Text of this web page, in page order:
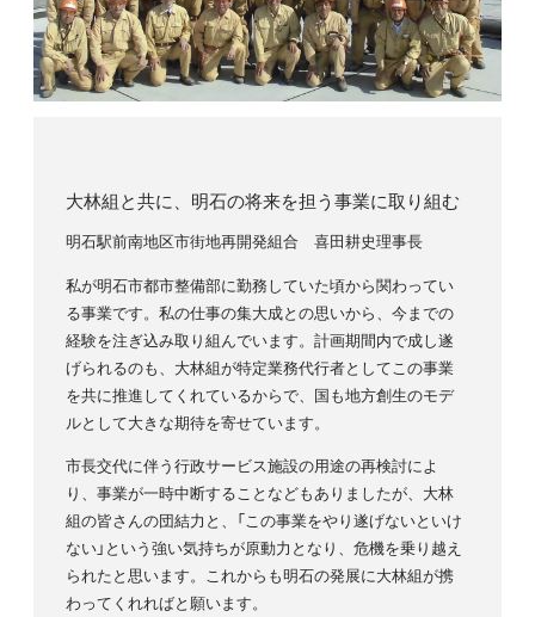
大林組と共に、明石の将来を担う事業に取り組む
明石駅前南地区市街地再開発組合 喜田耕史理事長
私が明石市都市整備部に勤務していた頃から関わってい
る事業です。私の仕事の集大成との思いから、今までの
経験を注ぎ込み取り組んでいます。計画期間内で成し遂
げられるのも、大林組が特定業務代行者としてこの事業
を共に推進してくれているからで、国も地方創生のモデ
ルとして大きな期待を寄せています。
市長交代に伴う行政サービス施設の用途の再検討によ
り、事業が一時中断することなどもありましたが、大林
組の皆さんの団結力と、「この事業をやり遂げないといけ
ない」という強い気持ちが原動力となり、危機を乗り越え
られたと思います。これからも明石の発展に大林組が携
わってくれればと願います。